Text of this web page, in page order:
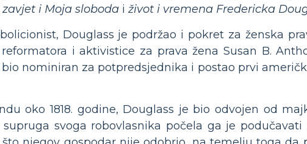
zavjet i Moja sloboda i život i vremena Fredericka
Douglass je podržao i pokret za ženska
i aktivistice za prava žena Susan B.
nominiran za potpredsjednika i postao prvi
oko 1818. godine, Douglass je bio odvojen od
svoga robovlasnika počela ga je podučavati